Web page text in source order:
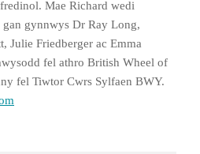
Mae Richard wedi
gynnwys Dr Ray Long,
Julie Friedberger ac Emma
fel athro British Wheel of
fel Tiwtor Cwrs Sylfaen BWY.